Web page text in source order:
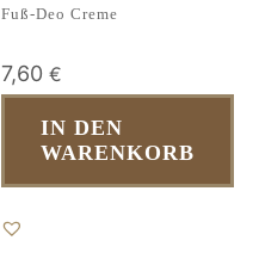
Fuß-Deo Creme
7,60 €
IN DEN
WARENKORB